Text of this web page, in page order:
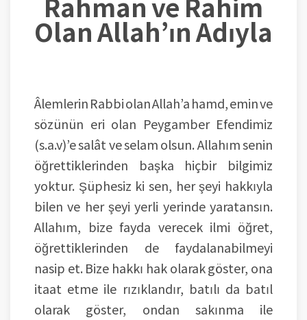
Olan Allah’ın Adıyla
Âlemlerin Rabbi olan Allah’a hamd, emin ve
sözünün eri olan Peygamber Efendimiz
(s.a.v)’e salât ve selam olsun. Allahım senin
öğrettiklerinden başka hiçbir bilgimiz
yoktur. Şüphesiz ki sen, her şeyi hakkıyla
bilen ve her şeyi yerli yerinde yaratansın.
Allahım, bize fayda verecek ilmi öğret,
öğrettiklerinden de faydalanabilmeyi
nasip et. Bize hakkı hak olarak göster, ona
itaat etme ile rızıklandır, batılı da batıl
olarak göster, ondan sakınma ile